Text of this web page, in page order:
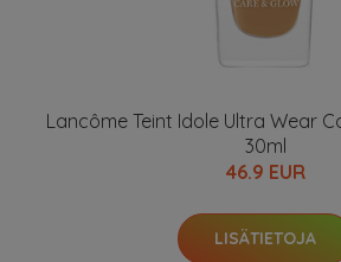
Lancôme Teint Idole Ultra Wear
30ml
46.9 EUR
LISÄTIETOJA